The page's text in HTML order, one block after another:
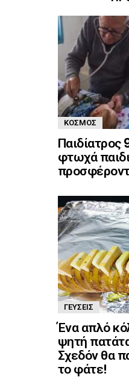
ΚΌΣΜΟΣ
Παιδίατρος
φτωχά
ΓΕΎΣΕΙΣ
Ένα απλό
ψητή
Σχεδόν θα
το φάτε!